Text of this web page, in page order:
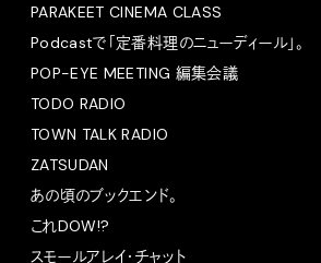
PARAKEET CINEMA CLASS
Podcastで「定番料理のニューディール」。
POP-EYE MEETING 編集会議
TODO RADIO
TOWN TALK RADIO
ZATSUDAN
あの頃のブックエンド。
これDOW!?
スモールアレイ・チャット